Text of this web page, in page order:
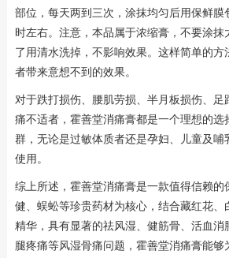
部位，每天两到三次，涂抹均匀后用保鲜
时左右。注意，本品属于浓缩膏，不要涂抹
了用清水洗掉，不影响效果。这样简单的方
者带来意想不到的效果。
对于跌打损伤、腰肌劳损、半月板损伤、足
痛不适者，霍善堂消痛膏都是一个理想的选
群，无论是过敏体质者还是孕妇、儿童及哺
使用。
综上所述，霍善堂消痛膏是一款值得信赖的
健、蜈蚣等珍贵药材为核心，结合藏红花、
精华，具有显著的祛风湿、健筋骨、活血消
腿疼痛等风湿骨痛问题，霍善堂消痛膏能